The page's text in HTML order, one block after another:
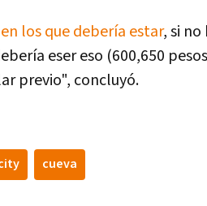
los que debería estar, si
eser eso (600,650
previo", concluyó.
cueva